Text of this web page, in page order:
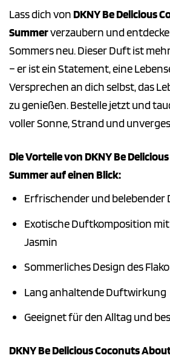
Lass dich vonDKNY Be Delicious
Summerverzaubern und entdecke
Sommers neu. Dieser Duft ist
– er ist ein Statement, eine
Versprechen an dich selbst, das
zu genießen. Bestelle jetzt und
voller Sonne, Strand und
Die Vorteile von DKNY Be
Summer auf einen Blick:
Erfrischender und belebender
Exotische Duftkomposition
Jasmin
Sommerliches Design des
Lang anhaltende Duftwirkung
Geeignet für den Alltag und
DKNY Be Delicious Coconuts